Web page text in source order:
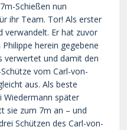
Schießen nun
ihr Team. Tor! Als erster
verwandelt. Er hat zuvor
herein gegebene
verwertet und damit den
vom Carl-von-
aus. Als beste
Wiedermann später
sie zum 7m an – und
Schützen des Carl-von-